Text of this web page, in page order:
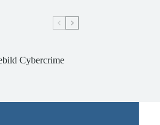
Cybercrime